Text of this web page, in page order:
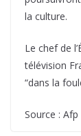
la culture.
Le chef de
télévision
“dans la
Source : Afp